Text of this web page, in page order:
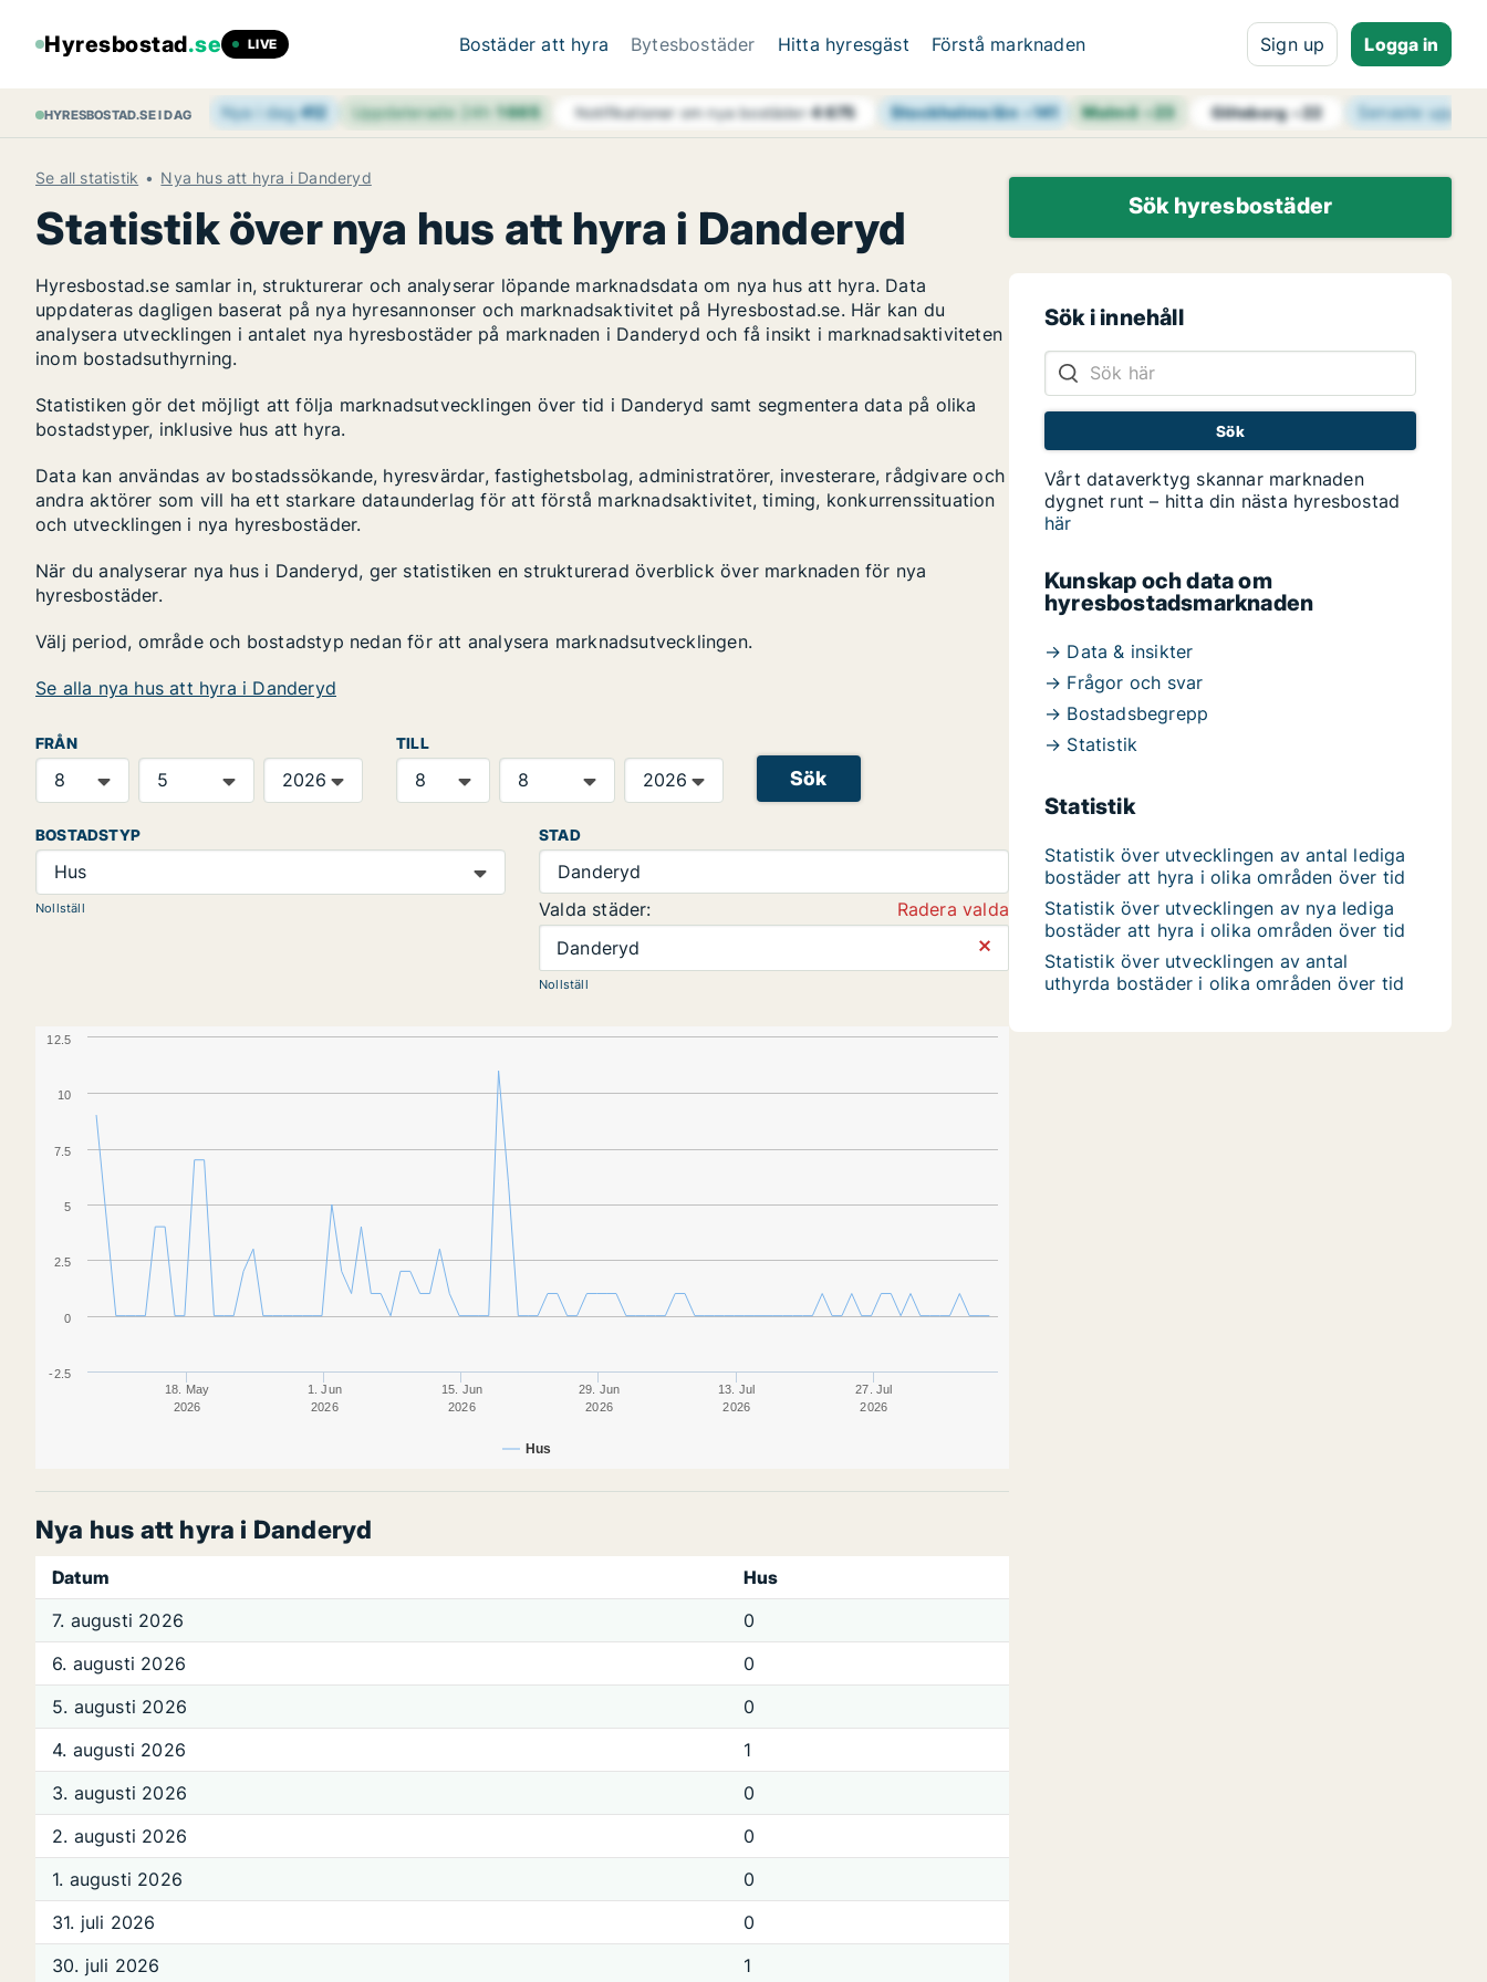
Hyresbostad.se LIVE Bostäder att hyra Bytesbostäder Hitta hyresgäst Förstå marknaden Sign up Logga in
HYRESBOSTAD.SE I DAG Nya i dag412 Uppdaterade 24h 1 665 Notifikationer om nya bostäder4 675 Stockholms län+141 Malmö+23 Göteborg+22 Senaste
Se all statistik Nya hus att hyra i Danderyd
Statistik över nya hus att hyra i Danderyd
Hyresbostad.se samlar in, strukturerar och analyserar löpande marknadsdata om nya hus att hyra. Data
uppdateras dagligen baserat på nya hyresannonser och marknadsaktivitet på Hyresbostad.se. Här kan du
analysera utvecklingen i antalet nya hyresbostäder på marknaden i Danderyd och få insikt i marknadsaktiviteten
inom bostadsuthyrning.
Statistiken gör det möjligt att följa marknadsutvecklingen över tid i Danderyd samt segmentera data på olika
bostadstyper, inklusive hus att hyra.
Data kan användas av bostadssökande, hyresvärdar, fastighetsbolag, administratörer, investerare, rådgivare och
andra aktörer som vill ha ett starkare dataunderlag för att förstå marknadsaktivitet, timing, konkurrenssituation
och utvecklingen i nya hyresbostäder.
När du analyserar nya hus i Danderyd, ger statistiken en strukturerad överblick över marknaden för nya
hyresbostäder.
Välj period, område och bostadstyp nedan för att analysera marknadsutvecklingen.
Se alla nya hus att hyra i Danderyd
FRÅN TILL
Sök
BOSTADSTYP
Hus
Nollställ
STAD
Danderyd
Valda städer:
Radera valda
Danderyd
⨯
Nollställ
Hus
18. May
2026
1. Jun
2026
15. Jun
2026
29. Jun
2026
13. Jul
2026
27. Jul
2026
-2.5
0
2.5
5
7.5
10
12.5
Nya hus att hyra i Danderyd
Datum
Hus
7. augusti 2026
0
6. augusti 2026
0
5. augusti 2026
0
4. augusti 2026
1
3. augusti 2026
0
2. augusti 2026
0
1. augusti 2026
0
31. juli 2026
0
30. juli 2026
1
Sök hyresbostäder
Sök i innehåll
Vårt dataverktyg skannar marknaden
dygnet runt – hitta din nästa hyresbostad
här
Kunskap och data om
hyresbostadsmarknaden
→ Data & insikter
→ Frågor och svar
→ Bostadsbegrepp
→ Statistik
Statistik
Statistik över utvecklingen av antal lediga
bostäder att hyra i olika områden över tid
Statistik över utvecklingen av nya lediga
bostäder att hyra i olika områden över tid
Statistik över utvecklingen av antal
uthyrda bostäder i olika områden över tid